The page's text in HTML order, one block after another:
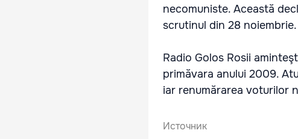
necomuniste. Această
scrutinul din 28 noiembrie.
Radio Golos Rosii
primăvara anului 2009.
iar renumărarea voturilor
Источник